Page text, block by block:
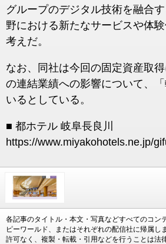
グループのデジタル技術を融合
野における新たなサービスや体
考えだ。
なお、同社は今回の固定資産取
の連結業績への影響について、
いるとしている。
■ 都ホテル 岐阜長良川
https://www.miyakohotels.ne.jp/
各記事のタイトル・本文・写真などすべてのコン
ピーワールド、またはそれぞれの配信社に帰属し
許可なく、複製・転載・引用などを行うことは法